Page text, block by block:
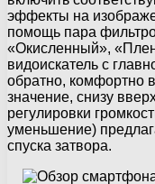
эффекты на
помощь пара
«Окисленный»,
видоискатель с
обратно, комфортно
значение, снизу
регулировки
уменьшение)
спуска затвора.